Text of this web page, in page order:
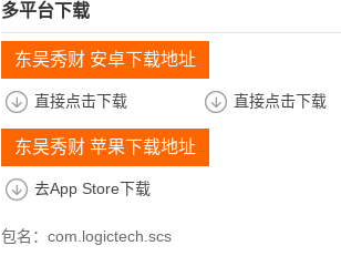
多平台下载
东吴秀财 安卓下载地址
直接点击下载 直接点击下载
东吴秀财 苹果下载地址
去App Store下载
包名：com.logictech.scs